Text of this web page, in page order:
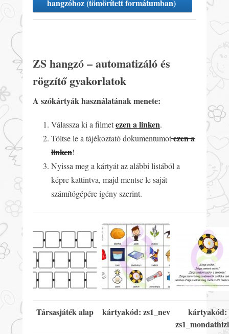
hangzóhoz (tömörített formátumban)
ZS hangzó – automatizáló és
rögzítő gyakorlatok
A szókártyák használatának menete:
Válassza ki a filmetezen a linken.
Töltse le a tájékoztató dokumentumotezen a
linken!
Nyissa meg a kártyát az alábbi listából a
képre kattintva, majd mentse le saját
számítógépére igény szerint.
Társasjáték alap kártyakód: zs1_nev
kártyakód: